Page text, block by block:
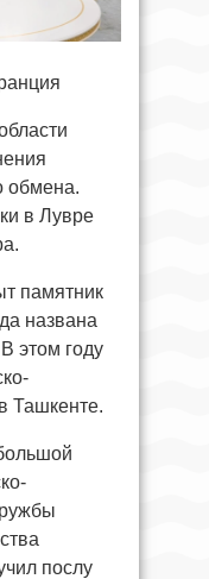
обмена.
в Лувре
памятник
названа
этом году
Ташкенте.
послу